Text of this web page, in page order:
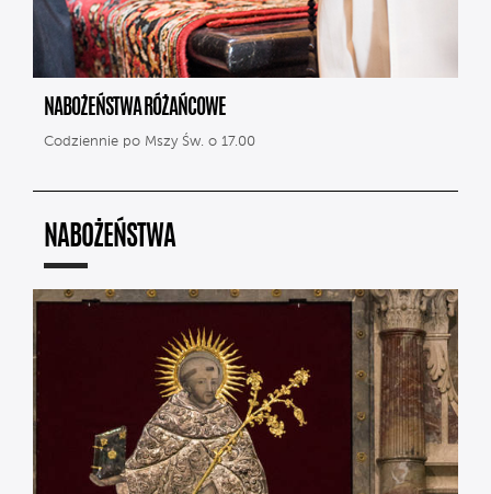
NABOŻEŃSTWA RÓŻAŃCOWE
Codziennie po Mszy Św. o 17.00
NABOŻEŃSTWA